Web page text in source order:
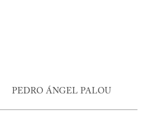
PEDRO ÁNGEL PALOU